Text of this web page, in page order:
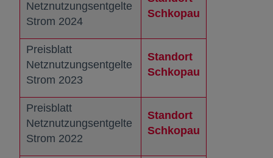
Netznutzungsentgelte
Strom 2024
Schkopau
Preisblatt
Netznutzungsentgelte
Strom 2023
Standort
Schkopau
Preisblatt
Netznutzungsentgelte
Strom 2022
Standort
Schkopau